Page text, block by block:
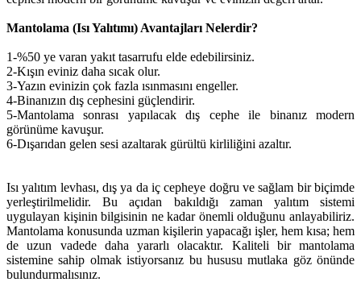
Mantolama (Isı Yalıtımı) Avantajları Nelerdir?
1-%50 ye varan yakıt tasarrufu elde edebilirsiniz.
2-Kışın eviniz daha sıcak olur.
3-Yazın evinizin çok fazla ısınmasını engeller.
4-Binanızın dış cephesini güçlendirir.
5-Mantolama sonrası yapılacak dış cephe ile binanız modern
görünüme kavuşur.
6-Dışarıdan gelen sesi azaltarak gürültü kirliliğini azaltır.
Isı yalıtım levhası, dış ya da iç cepheye doğru ve sağlam bir biçimde
yerleştirilmelidir. Bu açıdan bakıldığı zaman yalıtım sistemi
uygulayan kişinin bilgisinin ne kadar önemli olduğunu anlayabiliriz.
Mantolama konusunda uzman kişilerin yapacağı işler, hem kısa; hem
de uzun vadede daha yararlı olacaktır. Kaliteli bir mantolama
sistemine sahip olmak istiyorsanız bu hususu mutlaka göz önünde
bulundurmalısınız.